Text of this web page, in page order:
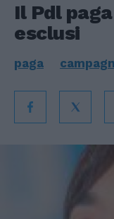
Il Pdl
esclusi
paga